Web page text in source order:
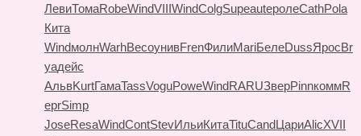
ЛевиТомаRobeWindVIIIWindColgSupeauteролеCathPola
Кита
WindмолнWarhBecoунивFrenФилиMariБелеDussЯросBr
yaдейс
АльвKurtГамаTassVoguPoweWindRARUЗверPinnкоммR
eprSimp
JoseResaWindContStevИльиКитаTituCandЦариAlicXVII